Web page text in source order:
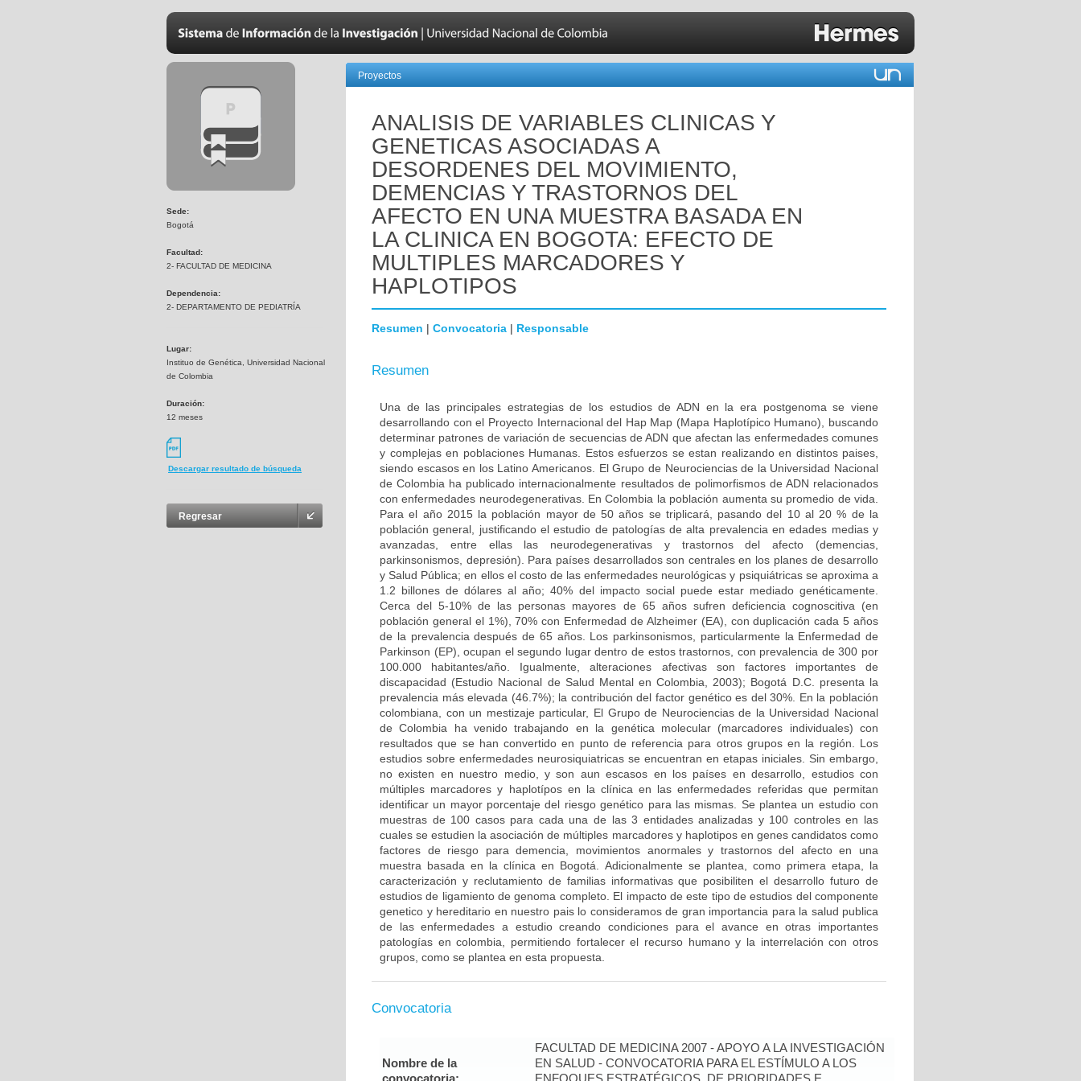
Sede:
Bogotá
Facultad:
2- FACULTAD DE MEDICINA
Dependencia:
2- DEPARTAMENTO DE PEDIATRÍA
Lugar:
Instituo de Genética, Universidad Nacional
de Colombia
Duración:
12 meses
Descargar resultado de búsqueda
Regresar
Proyectos
ANALISIS DE VARIABLES CLINICAS Y
GENETICAS ASOCIADAS A
DESORDENES DEL MOVIMIENTO,
DEMENCIAS Y TRASTORNOS DEL
AFECTO EN UNA MUESTRA BASADA EN
LA CLINICA EN BOGOTA: EFECTO DE
MULTIPLES MARCADORES Y
HAPLOTIPOS
Resumen | Convocatoria | Responsable
Resumen
Una de las principales estrategias de los estudios de ADN en la era postgenoma se viene
desarrollando con el Proyecto Internacional del Hap Map (Mapa Haplotípico Humano), buscando
determinar patrones de variación de secuencias de ADN que afectan las enfermedades comunes
y complejas en poblaciones Humanas. Estos esfuerzos se estan realizando en distintos paises,
siendo escasos en los Latino Americanos. El Grupo de Neurociencias de la Universidad Nacional
de Colombia ha publicado internacionalmente resultados de polimorfismos de ADN relacionados
con enfermedades neurodegenerativas. En Colombia la población aumenta su promedio de vida.
Para el año 2015 la población mayor de 50 años se triplicará, pasando del 10 al 20 % de la
población general, justificando el estudio de patologías de alta prevalencia en edades medias y
avanzadas, entre ellas las neurodegenerativas y trastornos del afecto (demencias,
parkinsonismos, depresión). Para países desarrollados son centrales en los planes de desarrollo
y Salud Pública; en ellos el costo de las enfermedades neurológicas y psiquiátricas se aproxima a
1.2 billones de dólares al año; 40% del impacto social puede estar mediado genéticamente.
Cerca del 5-10% de las personas mayores de 65 años sufren deficiencia cognoscitiva (en
población general el 1%), 70% con Enfermedad de Alzheimer (EA), con duplicación cada 5 años
de la prevalencia después de 65 años. Los parkinsonismos, particularmente la Enfermedad de
Parkinson (EP), ocupan el segundo lugar dentro de estos trastornos, con prevalencia de 300 por
100.000 habitantes/año. Igualmente, alteraciones afectivas son factores importantes de
discapacidad (Estudio Nacional de Salud Mental en Colombia, 2003); Bogotá D.C. presenta la
prevalencia más elevada (46.7%); la contribución del factor genético es del 30%. En la población
colombiana, con un mestizaje particular, El Grupo de Neurociencias de la Universidad Nacional
de Colombia ha venido trabajando en la genética molecular (marcadores individuales) con
resultados que se han convertido en punto de referencia para otros grupos en la región. Los
estudios sobre enfermedades neurosiquiatricas se encuentran en etapas iniciales. Sin embargo,
no existen en nuestro medio, y son aun escasos en los países en desarrollo, estudios con
múltiples marcadores y haplotípos en la clínica en las enfermedades referidas que permitan
identificar un mayor porcentaje del riesgo genético para las mismas. Se plantea un estudio con
muestras de 100 casos para cada una de las 3 entidades analizadas y 100 controles en las
cuales se estudien la asociación de múltiples marcadores y haplotipos en genes candidatos como
factores de riesgo para demencia, movimientos anormales y trastornos del afecto en una
muestra basada en la clínica en Bogotá. Adicionalmente se plantea, como primera etapa, la
caracterización y reclutamiento de familias informativas que posibiliten el desarrollo futuro de
estudios de ligamiento de genoma completo. El impacto de este tipo de estudios del componente
genetico y hereditario en nuestro pais lo consideramos de gran importancia para la salud publica
de las enfermedades a estudio creando condiciones para el avance en otras importantes
patologías en colombia, permitiendo fortalecer el recurso humano y la interrelación con otros
grupos, como se plantea en esta propuesta.
Convocatoria
Nombre de la
convocatoria:
FACULTAD DE MEDICINA 2007 - APOYO A LA INVESTIGACIÓN
EN SALUD - CONVOCATORIA PARA EL ESTÍMULO A LOS
ENFOQUES ESTRATÉGICOS, DE PRIORIDADES E